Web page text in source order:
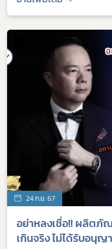
24 ก.ย. 67
อย่าหลงเชื่อ!! ผลิตภั
เกินจริง ไม่ได้รับอนุญ
เลือกหัวข้อ
ร้องเรียนเครื่